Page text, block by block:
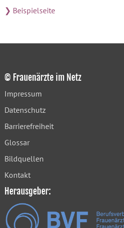
❯ Beispielseite
© Frauenärzte im Netz
Impressum
Datenschutz
Barrierefreiheit
Glossar
Bildquellen
Kontakt
Herausgeber: